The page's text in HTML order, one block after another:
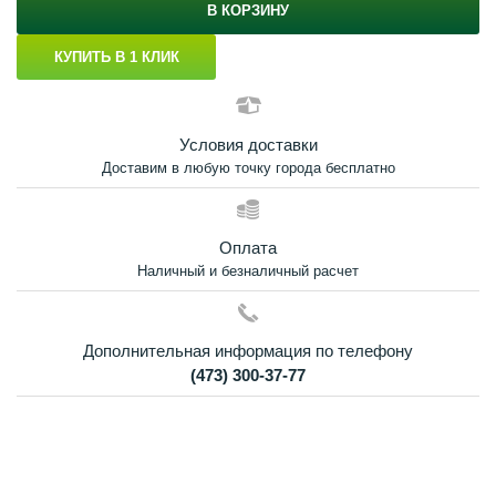
В КОРЗИНУ
КУПИТЬ В 1 КЛИК
Условия доставки
Доставим в любую точку города бесплатно
Оплата
Наличный и безналичный расчет
Дополнительная информация по телефону
(473) 300-37-77